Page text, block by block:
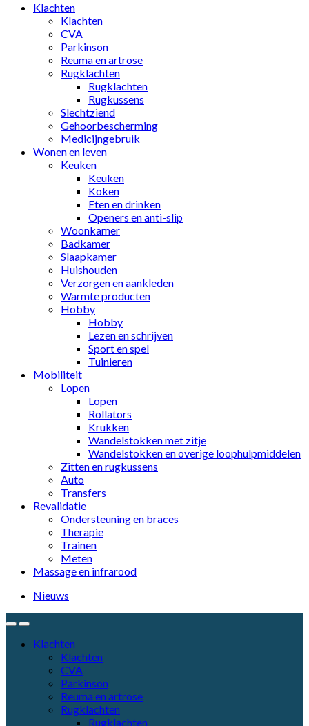
Klachten
Klachten
CVA
Parkinson
Reuma en artrose
Rugklachten
Rugklachten
Rugkussens
Slechtziend
Gehoorbescherming
Medicijngebruik
Wonen en leven
Keuken
Keuken
Koken
Eten en drinken
Openers en anti-slip
Woonkamer
Badkamer
Slaapkamer
Huishouden
Verzorgen en aankleden
Warmte producten
Hobby
Hobby
Lezen en schrijven
Sport en spel
Tuinieren
Mobiliteit
Lopen
Lopen
Rollators
Krukken
Wandelstokken met zitje
Wandelstokken en overige loophulpmiddelen
Zitten en rugkussens
Auto
Transfers
Revalidatie
Ondersteuning en braces
Therapie
Trainen
Meten
Massage en infrarood
Nieuws
Klachten
Klachten
CVA
Parkinson
Reuma en artrose
Rugklachten
Rugklachten